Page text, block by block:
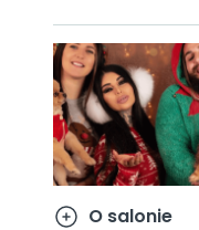
O salonie